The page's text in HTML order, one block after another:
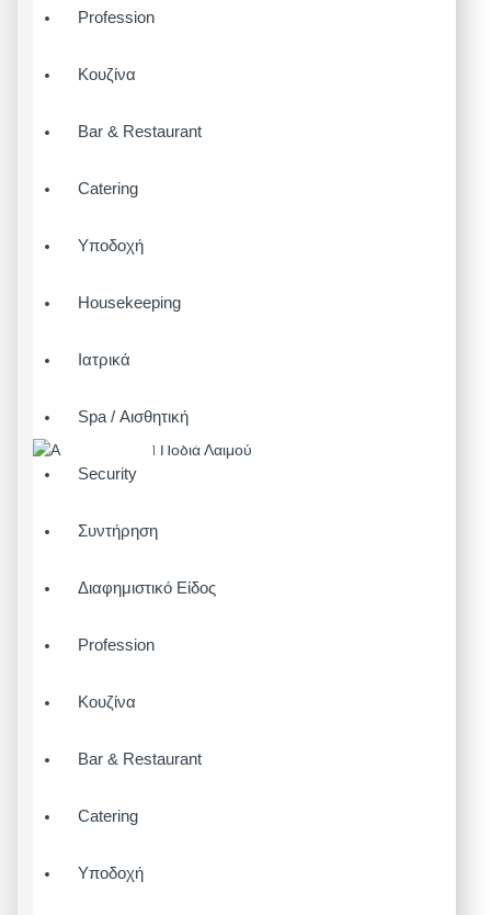
Profession
Κουζίνα
Bar & Restaurant
Catering
Υποδοχή
Housekeeping
Ιατρικά
Spa / Αισθητική
Security
Συντήρηση
Διαφημιστικό Είδος
Profession
Κουζίνα
Bar & Restaurant
Catering
Υποδοχή